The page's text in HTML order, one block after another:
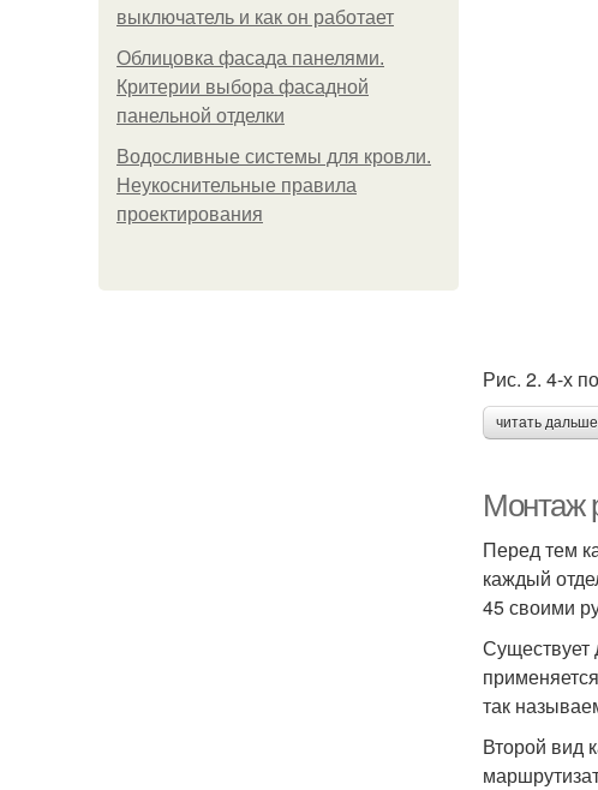
выключатель и как он работает
Облицовка фасада панелями.
Критерии выбора фасадной
панельной отделки
Водосливные системы для кровли.
Неукоснительные правила
проектирования
Рис. 2. 4-х
читать
Монтаж
Перед тем
каждый
45 своими
Существует
так
Второй вид